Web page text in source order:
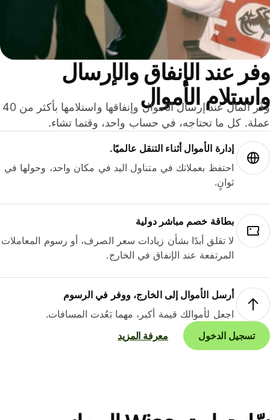
عند الإنفاق والإرسال
الأموال
وفّر المال عند إرسال الأموال وإنفاقها واستلامها بأكثر من 40
كل ما تحتاجه، في حساب واحد، وقتما تشاء.
إدارة الأموال أثناء التنقل عالميًا.
احتفظ بعملاتك في متناول اليد في مكان واحد، وحولها في
ثوانٍ.
بطاقة خصم مباشر دولية
لا تقلق أبدًا بشأن زيادات سعر الصرف، أو رسوم المعاملات
المرتفعة عند الإنفاق في الخارج.
أرسل الأموال إلى الخارج، ووفر في الرسوم
اجعل لأموالك قيمة أكبر، مهما بَعُدت المسافات.
تسجيل الدخول
معرفة المزيد